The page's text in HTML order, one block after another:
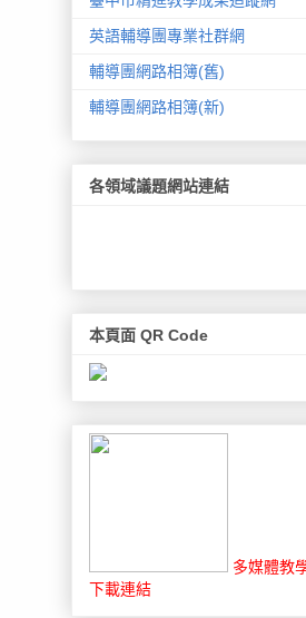
英語輔導團專業社群網
輔導團網路相簿(舊)
輔導團網路相簿(新)
各領域議題網站連結
本頁面 QR Code
多媒體教
下載連結